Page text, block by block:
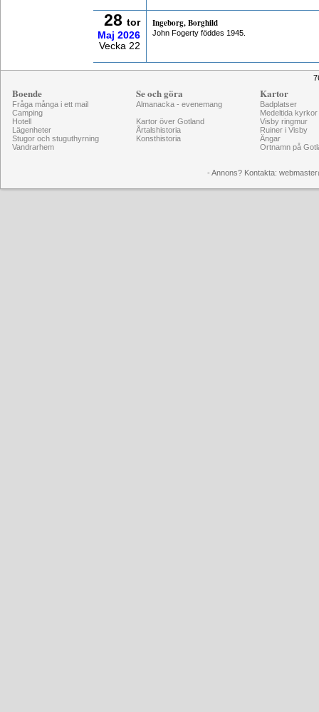
28 tor
Maj 2026
Vecka 22
Ingeborg, Borghild
John Fogerty föddes 1945.
Boende
Fråga många i ett mail
Camping
Hotell
Lägenheter
Stugor och stuguthyrning
Vandrarhem
Se och göra
Almanacka - evenemang
Kartor över Gotland
Årtalshistoria
Konsthistoria
Kartor
Badplatser
Medeltida kyrkor
Visby ringmur
Ruiner i Visby
Ängar
Ortnamn på
- Annons? Kontakta: